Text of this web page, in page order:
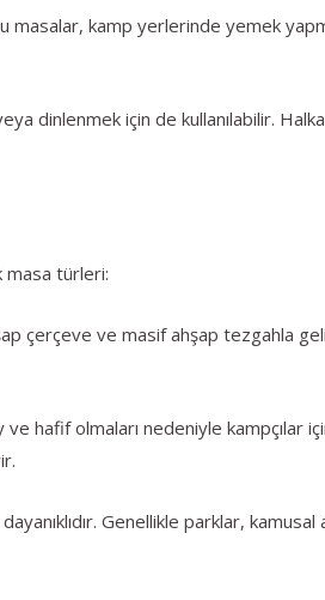
masalar, kamp yerlerinde yemek
dinlenmek için de kullanılabilir.
masa türleri:
çerçeve ve masif ahşap tezgahla
ve hafif olmaları nedeniyle kampçılar
Genellikle parklar,